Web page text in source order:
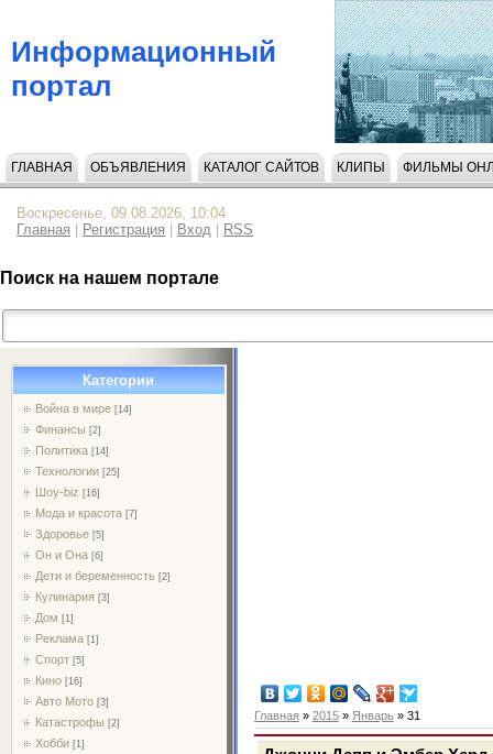
Информационный
портал
ГЛАВНАЯ ОБЪЯВЛЕНИЯ КАТАЛОГ САЙТОВ КЛИПЫ ФИЛЬМЫ
Воскресенье, 09.08.2026, 10:04
Главная
Регистрация Вход RSS
Поиск на нашем портале
Категории
Война в мире [14]
Финансы [2]
Политика [14]
Технологии [25]
Шоу-biz [16]
Мода и красота [7]
Здоровье [5]
Он и Она [6]
Дети и беременность [2]
Кулинария [3]
Дом [1]
Реклама [1]
Спорт [5]
Кино [16]
Авто Мото [3]
Катастрофы [2]
Хобби [1]
Главная » 2015 » Январь » 31